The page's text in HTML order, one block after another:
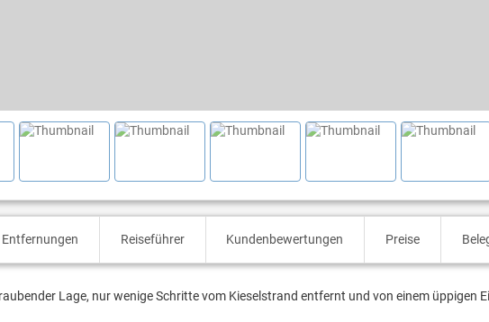
Reiseführer Kundenbewertungen Preise
Lage, nur wenige Schritte vom Kieselstrand entfernt und von einem üppigen